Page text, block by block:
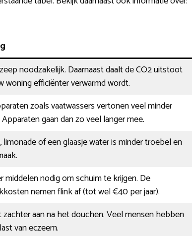
noodzakelijk. Daarnaast daalt de CO2 uitstoot
woning efficiënter verwarmd wordt.
zoals vaatwassers vertonen veel minder
gaan dan zo veel langer mee.
of een glaasje water is minder troebel en
middelen nodig om schuim te krijgen. De
nemen flink af (tot wel €40 per jaar).
zachter aan na het douchen. Veel mensen hebben
van eczeem.